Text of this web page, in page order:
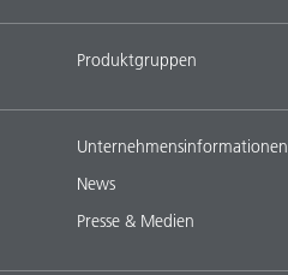
Produktgruppen
Unternehmensinformationen
News
Presse & Medien